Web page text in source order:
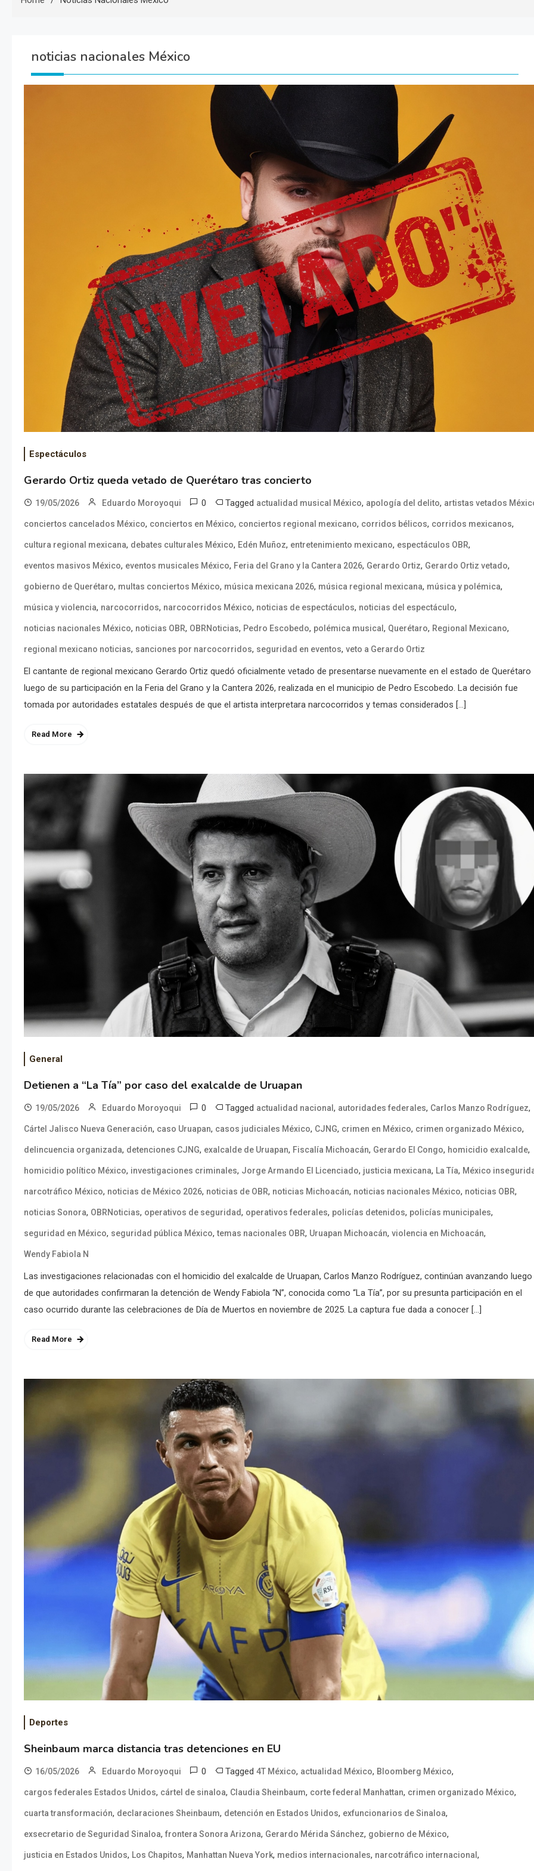
noticias nacionales México
Espectáculos
Gerardo Ortiz queda vetado de Querétaro tras concierto
19/05/2026 Eduardo Moroyoqui 0 Tagged actualidad musical México, apología del delito, artistas vetados
conciertos cancelados México, conciertos en México, conciertos regional mexicano, corridos bélicos, corridos mexicanos,
cultura regional mexicana, debates culturales México, Edén Muñoz, entretenimiento mexicano, espectáculos OBR,
eventos masivos México, eventos musicales México, Feria del Grano y la Cantera 2026, Gerardo Ortiz, Gerardo Ortiz vetado,
gobierno de Querétaro, multas conciertos México, música mexicana 2026, música regional mexicana, música y polémica,
música y violencia, narcocorridos, narcocorridos México, noticias de espectáculos, noticias del espectáculo,
noticias nacionales México, noticias OBR, OBRNoticias, Pedro Escobedo, polémica musical , Querétaro, Regional Mexicano,
regional mexicano noticias, sanciones por narcocorridos, seguridad en eventos, veto a Gerardo Ortiz
El cantante de regional mexicano Gerardo Ortiz quedó oficialmente vetado de presentarse nuevamente en el estado de Querétaro
luego de su participación en la Feria del Grano y la Cantera 2026, realizada en el municipio de Pedro Escobedo. La decisión fue
tomada por autoridades estatales después de que el artista interpretara narcocorridos y temas considerados […]
Read More
General
Detienen a “La Tía” por caso del exalcalde de Uruapan
19/05/2026 Eduardo Moroyoqui 0 Tagged actualidad nacional , autoridades federales, Carlos Manzo Rodríguez,
Cártel Jalisco Nueva Generación, caso Uruapan, casos judiciales México, CJNG, crimen en México, crimen organizado México,
delincuencia organizada, detenciones CJNG, exalcalde de Uruapan, Fiscalía Michoacán, Gerardo El Congo, homicidio exalcalde,
homicidio político México, investigaciones criminales, Jorge Armando El Licenciado, justicia mexicana, La Tía, México
narcotráfico México, noticias de México 2026, noticias de OBR, noticias Michoacán, noticias nacionales México, noticias OBR,
noticias Sonora, OBRNoticias, operativos de seguridad, operativos federales, policías detenidos, policías municipales,
seguridad en México, seguridad pública México,temas nacionales OBR, Uruapan Michoacán, violencia en Michoacán,
Wendy Fabiola N
Las investigaciones relacionadas con el homicidio del exalcalde de Uruapan, Carlos Manzo Rodríguez, continúan avanzando luego
de que autoridades confirmaran la detención de Wendy Fabiola “N”, conocida como “La Tía”, por su presunta participación en el
caso ocurrido durante las celebraciones de Día de Muertos en noviembre de 2025. La captura fue dada a conocer […]
Read More
Deportes
Sheinbaum marca distancia tras detenciones en EU
16/05/2026 Eduardo Moroyoqui 0 Tagged 4T México, actualidad México, Bloomberg México,
cargos federales Estados Unidos, cártel de sinaloa, Claudia Sheinbaum, corte federal Manhattan, crimen organizado México,
cuarta transformación, declaraciones Sheinbaum, detención en Estados Unidos, exfuncionarios de Sinaloa,
exsecretario de Seguridad Sinaloa, frontera Sonora Arizona, Gerardo Mérida Sánchez, gobierno de México,
justicia en Estados Unidos, Los Chapitos, Manhattan Nueva York, medios internacionales, narcotráfico internacional ,